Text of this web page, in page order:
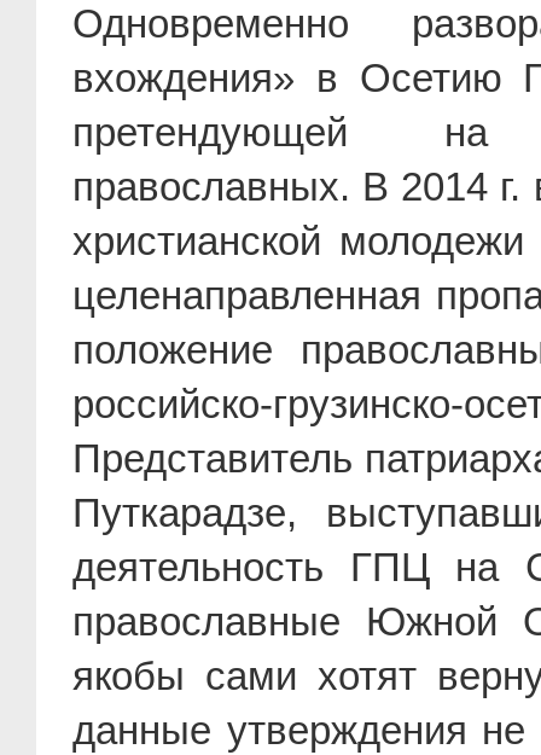
Одновременно
вхождения» в Осетию
претендующей на
православных. В 2014
христианской
целенаправленная
положение
российско-
Представитель
Путкарадзе,
деятельность ГПЦ на
православные Южной
якобы сами хотят
данные утверждения не